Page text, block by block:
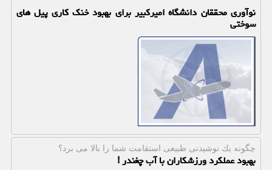
نوآوری محققان دانشگاه امیرکبیر برای بهبود خنک کاری پیل های
سوختی
چگونه یك نوشیدنی طبیعی استقامت شما را بالا می برد؟
بهبود عملکرد ورزشکاران با آب چغندر !